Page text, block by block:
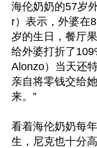
海伦奶奶的57岁
r）表示，外婆在
岁的生日，餐厅
给外婆打折了
Alonzo）当天还
亲自将零钱交给
来。”
看着海伦奶奶每
生，尼克也十分